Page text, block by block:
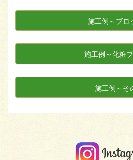
施工例～ブロ
施工例～化粧
施工例～そ